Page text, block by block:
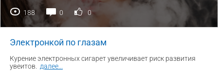
188 0 0
Электронкой по глазам
Курение электронных сигарет увеличивает риск развития
увеитов.
далее